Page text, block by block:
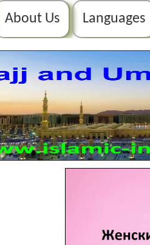
About Us Languages